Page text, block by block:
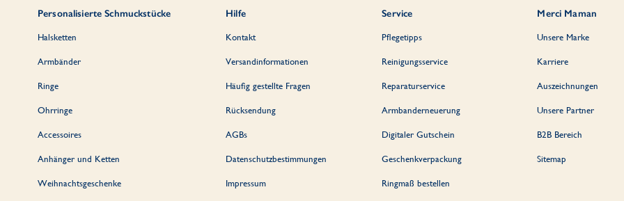
Personalisierte Schmuckstücke
Halsketten
Armbänder
Ringe
Ohrringe
Accessoires
Anhänger und Ketten
Weihnachtsgeschenke
Hilfe
Kontakt
Versandinformationen
Häufig gestellte Fragen
Rücksendung
AGBs
Datenschutzbestimmungen
Impressum
Service
Pflegetipps
Reinigungsservice
Reparaturservice
Armbanderneuerung
Digitaler Gutschein
Geschenkverpackung
Ringmaß bestellen
Merci Maman
Unsere Marke
Karriere
Auszeichnungen
Unsere Partner
B2B Bereich
Sitemap